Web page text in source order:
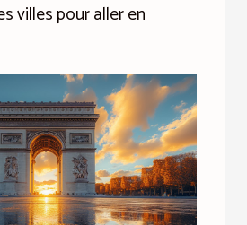
villes pour aller en